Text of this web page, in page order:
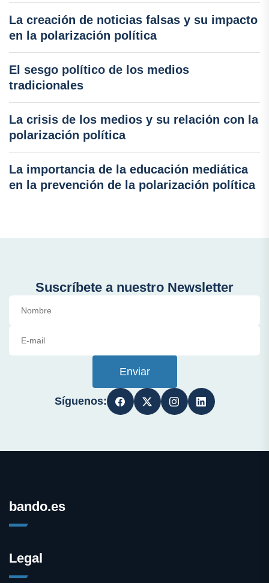
La creación de noticias falsas y su impacto
en la polarización política
El sesgo político de los medios
tradicionales
La crisis de los medios y su relación con la
polarización política
La importancia de la educación mediática
en la prevención de la polarización política
Suscríbete a nuestro Newsletter
Enviar
Síguenos:
bando.es
Legal